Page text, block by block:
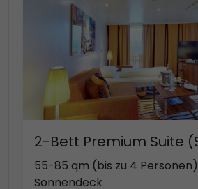
2-Bett Premium Suite
55-85 qm (bis zu 4
Sonnendeck